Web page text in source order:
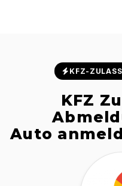
KFZ-
KFZ
Auto